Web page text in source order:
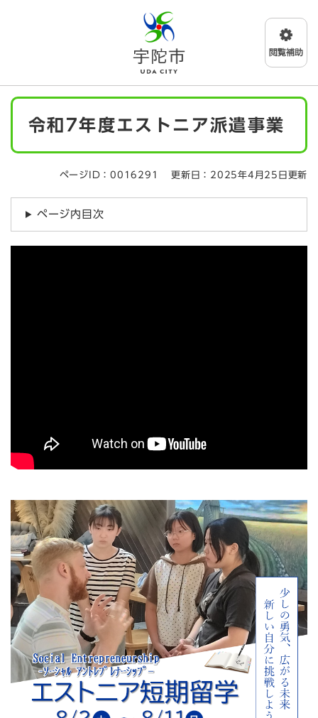
メニューを飛ばして本文へ
本
令和7年度エストニア派遣事業
ページID：0016291 更新日：2025年4月25日更新
ページ内目次